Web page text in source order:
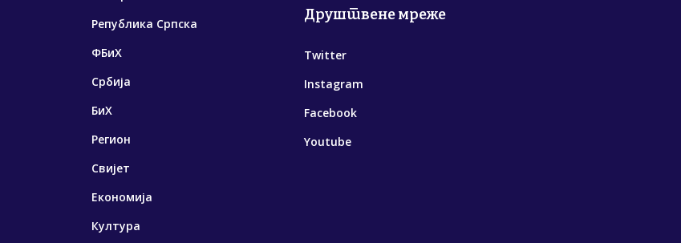
Република Српска
ФБиХ
Србија
БиХ
Регион
Свијет
Економија
Култура
Друштвене мреже
Twitter
Instagram
Facebook
Youtube